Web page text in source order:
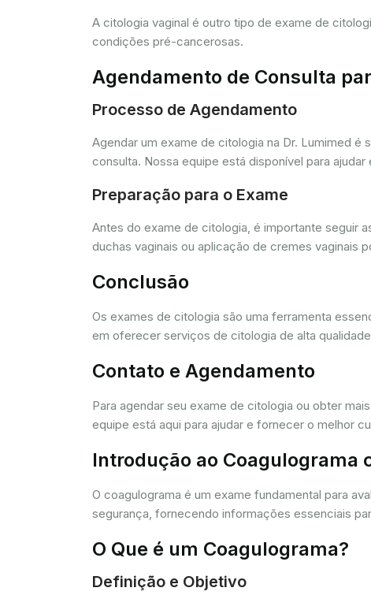
A citologia vaginal é outro tipo de exame de
condições pré-cancerosas.
Agendamento de Consulta
Processo de Agendamento
Agendar um exame de citologia na Dr. Lumimed
consulta. Nossa equipe está disponível para
Preparação para o Exame
Antes do exame de citologia, é importante seguir
duchas vaginais ou aplicação de cremes vaginais
Conclusão
Os exames de citologia são uma ferramenta
em oferecer serviços de citologia de alta
Contato e Agendamento
Para agendar seu exame de citologia ou obter
equipe está aqui para ajudar e fornecer o melhor
Introdução ao Coagulograma
O coagulograma é um exame fundamental para
segurança, fornecendo informações essenciais
O Que é um Coagulograma?
Definição e Objetivo